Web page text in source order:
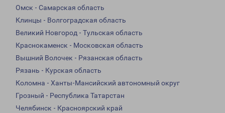
Омск - Самарская область
Клинцы - Волгоградская область
Великий Новгород - Тульская область
Краснокаменск - Московская область
Вышний Волочек - Рязанская область
Рязань - Курская область
Коломна - Ханты-Мансийский автономный округ
Грозный - Республика Татарстан
Челябинск - Красноярский край